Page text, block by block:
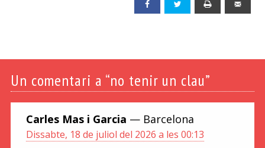
Facebook Twitter
Un comentari a “no tenir un clau”
Carles Mas i Garcia — Barcelona
Dissabte, 18 de juliol del 2026 a les 00:13